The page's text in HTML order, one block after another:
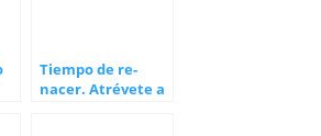
Tiempo de re-
nacer. Atrévete a